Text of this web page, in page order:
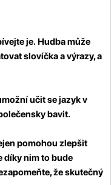
je.Hudba může
slovíčka a výrazy, a
učit se jazyk v
bavit.
pomohou zlepšit
díky nim to bude
že skutečný